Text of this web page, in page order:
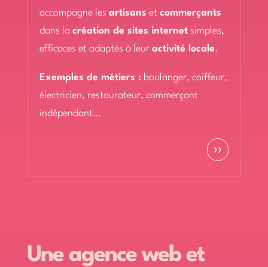
accompagne les artisans et commerçants
dans la création de sites internetsimples,
efficaces et adaptés à leur activité locale.
Exemples de métiers : boulanger, coiffeur,
électricien, restaurateur, commerçant
indépendant…
››
Une agence web et